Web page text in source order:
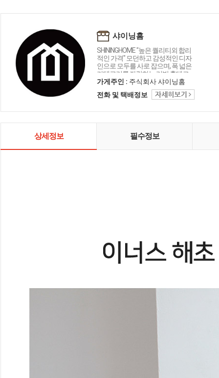
샤이닝홈
SHININGHOME "높은 퀄리티외 합리
적인 가격" 모던하고 감성적인 디자
인으로 모두를 사로 잡으며, 폭 넓은
카테고리를 자랑하는 리빙 홈데코
인테리어 샤이닝홈입니다.
가게주인 : 주식회사 샤이닝홈
전화 및 택배정보
상세정보 필수정보